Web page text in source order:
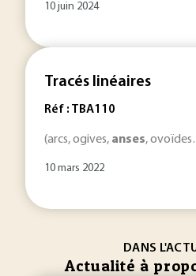
10 juin 2024
Tracés linéaires
Réf : TBA110
(arcs, ogives, anses,
10 mars 2022
DANS
Actualité à